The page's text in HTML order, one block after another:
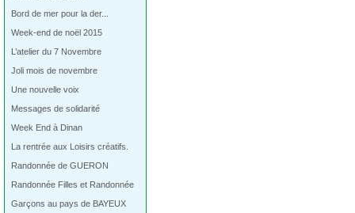
Bord de mer pour la der...
Week-end de noël 2015
L’atelier du 7 Novembre
Joli mois de novembre
Une nouvelle voix
Messages de solidarité
Week End à Dinan
La rentrée aux Loisirs créatifs.
Randonnée de GUERON
Randonnée Filles et Randonnée
Garçons au pays de BAYEUX